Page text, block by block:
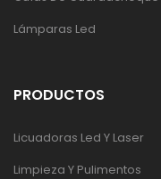
Lámparas Led
PRODUCTOS
Licuadoras Led Y Laser
Limpieza Y Pulimentos